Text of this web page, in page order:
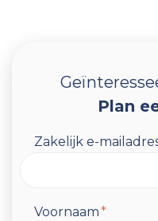
Plan
Zakelijk e-
Voornaam*